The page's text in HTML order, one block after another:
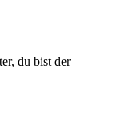
du bist der